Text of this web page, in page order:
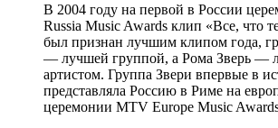
В 2004 году на первой в России
Russia Music Awards клип «Все, что
был признан лучшим клипом года,
— лучшей группой, а Рома Зверь —
артистом. Группа Звери впервые в
представляла Россию в Риме на
церемонии MTV Europe Music